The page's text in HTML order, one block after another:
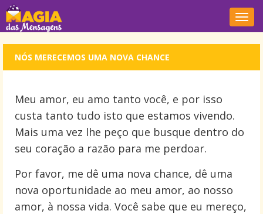
NÓS MERECEMOS UMA NOVA CHANCE
Meu amor, eu amo tanto você, e por isso
custa tanto tudo isto que estamos vivendo.
Mais uma vez lhe peço que busque dentro do
seu coração a razão para me perdoar.
Por favor, me dê uma nova chance, dê uma
nova oportunidade ao meu amor, ao nosso
amor, à nossa vida. Você sabe que eu mereço,